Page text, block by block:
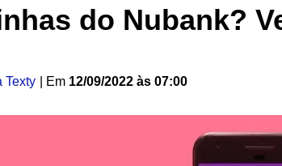
do Nubank?
Texty | Em 12/09/2022 às 07:00